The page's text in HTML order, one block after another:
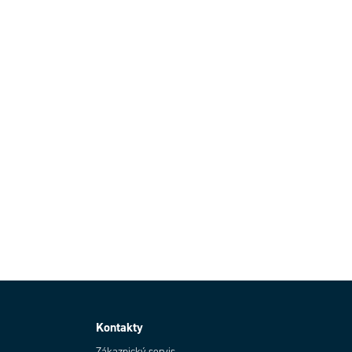
Kontakty